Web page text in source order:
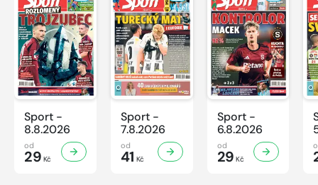
Sport -
8.8.2026
od
29 Kč
Sport -
7.8.2026
od
41 Kč
Sport -
6.8.2026
od
29 Kč